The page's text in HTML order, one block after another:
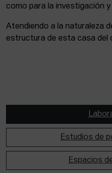
como para la investigación
Atendiendo a la naturaleza
estructura de esta casa del
Estudios de
Espacios